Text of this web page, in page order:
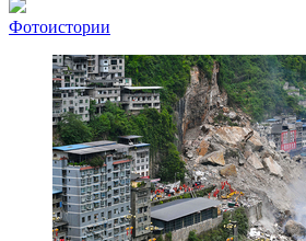
Фотоистории